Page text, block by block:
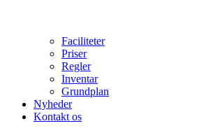
Faciliteter
Priser
Regler
Inventar
Grundplan
Nyheder
Kontakt os